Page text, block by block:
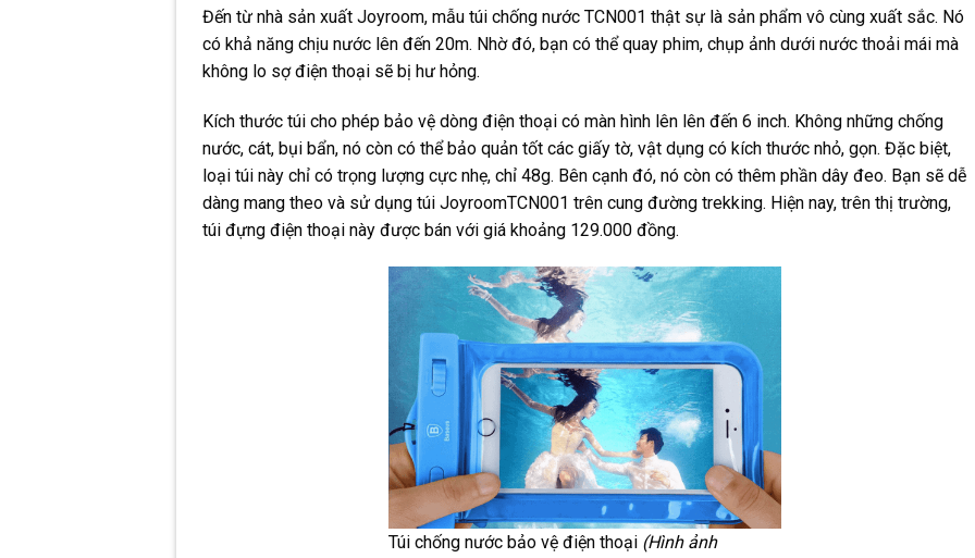
Đến từ nhà sản xuất Joyroom, mẫu túi chống nước TCN001 thật sự là sản phẩm vô cùng xuất sắc. Nó
có khả năng chịu nước lên đến 20m. Nhờ đó, bạn có thể quay phim, chụp ảnh dưới nước thoải mái mà
không lo sợ điện thoại sẽ bị hư hỏng.
Kích thước túi cho phép bảo vệ dòng điện thoại có màn hình lên lên đến 6 inch. Không những chống
nước, cát, bụi bẩn, nó còn có thể bảo quản tốt các giấy tờ, vật dụng có kích thước nhỏ, gọn. Đặc biệt,
loại túi này chỉ có trọng lượng cực nhẹ, chỉ 48g. Bên cạnh đó, nó còn có thêm phần dây đeo. Bạn sẽ dễ
dàng mang theo và sử dụng túi JoyroomTCN001 trên cung đường trekking. Hiện nay, trên thị trường,
túi đựng điện thoại này được bán với giá khoảng 129.000 đồng.
Túi chống nước bảo vệ điện thoại (Hình ảnh